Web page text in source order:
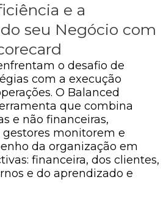
e a
seu Negócio com
o desafio de
com a execução
O Balanced
que combina
e não financeiras,
monitorem e
da organização em
financeira, dos clientes,
e do aprendizado e